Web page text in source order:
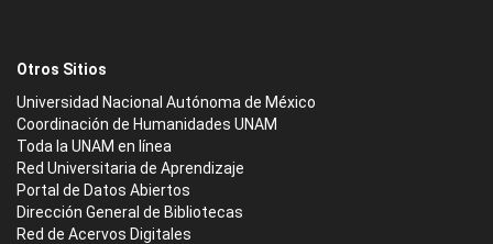
Otros Sitios
Universidad Nacional Autónoma de México
Coordinación de Humanidades UNAM
Toda la UNAM en línea
Red Universitaria de Aprendizaje
Portal de Datos Abiertos
Dirección General de Bibliotecas
Red de Acervos Digitales